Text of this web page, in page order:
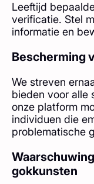
Leeftijd
verificatie. Stel
informatie en
Bescherming
We streven
bieden voor alle
onze platform
individuen die
problematische
gokkunsten